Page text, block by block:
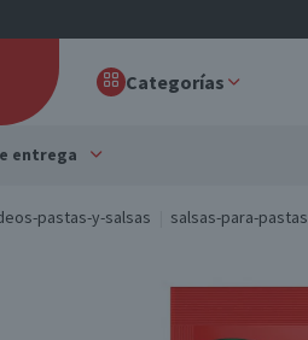
Categorías
entrega
pastas-y-salsas salsas-para-pastas